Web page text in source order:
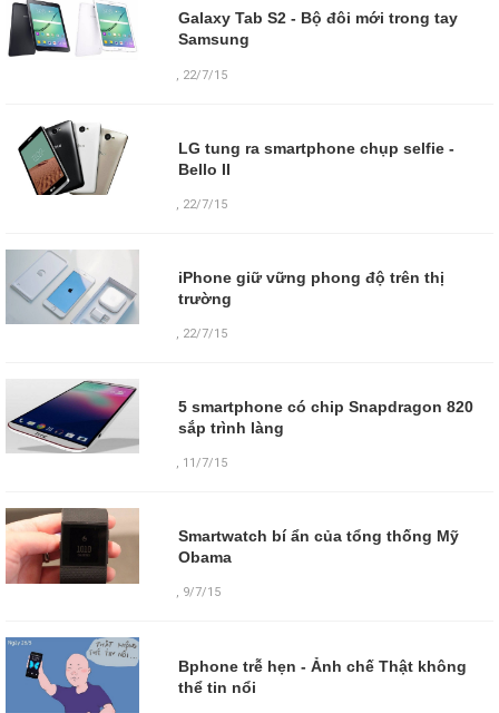
Galaxy Tab S2 - Bộ đôi mới trong tay
Samsung
22/7/15
LG tung ra smartphone chụp selfie -
Bello II
, 22/7/15
iPhone giữ vững phong độ trên thị
trường
, 22/7/15
5 smartphone có chip Snapdragon 820
sắp trình làng
, 11/7/15
Smartwatch bí ẩn của tổng thống Mỹ
Obama
, 9/7/15
Bphone trễ hẹn - Ảnh chế Thật không
thể tin nổi